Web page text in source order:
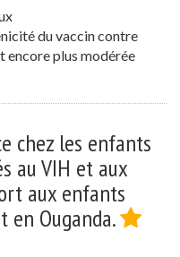
du vaccin contre
encore plus modérée
chez les enfants
au VIH et aux
aux enfants
en Ouganda.